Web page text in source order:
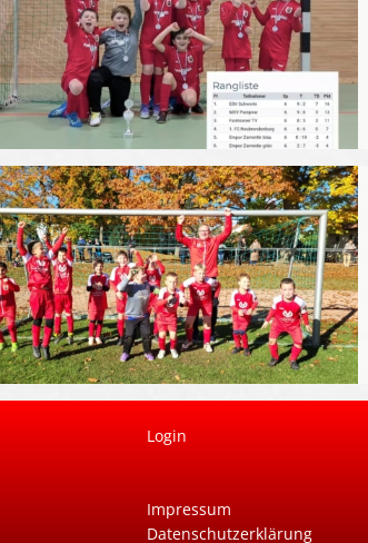
Login
Impressum
Datenschutzerklärung